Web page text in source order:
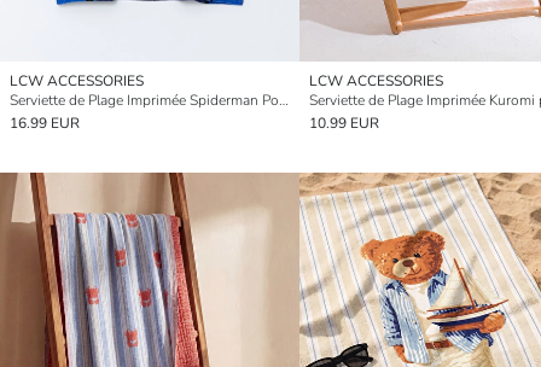
LCW ACCESSORIES
Serviette de Plage Imprimée Spiderman Pour Garçons
16.99 EUR
LCW ACCESSORIES
10.99 EUR